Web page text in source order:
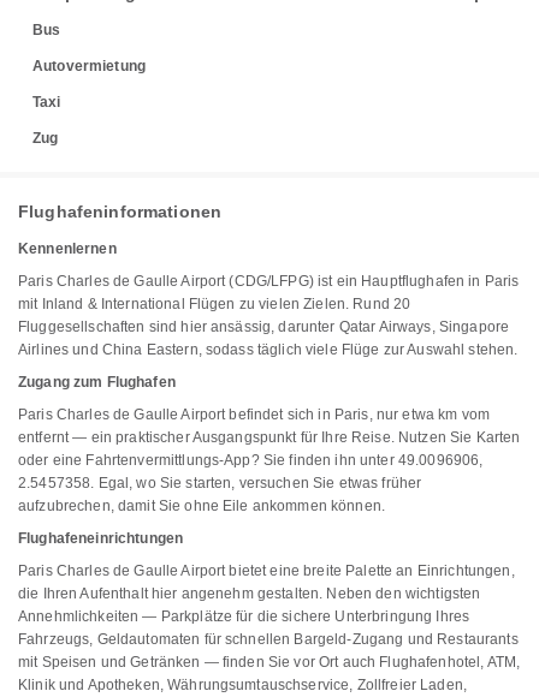
Bus
Autovermietung
Taxi
Zug
Flughafeninformationen
Kennenlernen
Paris Charles de Gaulle Airport (CDG/LFPG) ist ein Hauptflughafen in Paris
mit Inland & International Flügen zu vielen Zielen. Rund 20
Fluggesellschaften sind hier ansässig, darunter Qatar Airways, Singapore
Airlines und China Eastern, sodass täglich viele Flüge zur Auswahl stehen.
Zugang zum Flughafen
Paris Charles de Gaulle Airport befindet sich in Paris, nur etwa km vom
entfernt — ein praktischer Ausgangspunkt für Ihre Reise. Nutzen Sie Karten
oder eine Fahrtenvermittlungs-App? Sie finden ihn unter 49.0096906,
2.5457358. Egal, wo Sie starten, versuchen Sie etwas früher
aufzubrechen, damit Sie ohne Eile ankommen können.
Flughafeneinrichtungen
Paris Charles de Gaulle Airport bietet eine breite Palette an Einrichtungen,
die Ihren Aufenthalt hier angenehm gestalten. Neben den wichtigsten
Annehmlichkeiten — Parkplätze für die sichere Unterbringung Ihres
Fahrzeugs, Geldautomaten für schnellen Bargeld-Zugang und Restaurants
mit Speisen und Getränken — finden Sie vor Ort auch Flughafenhotel, ATM,
Klinik und Apotheken, Währungsumtauschservice, Zollfreier Laden,